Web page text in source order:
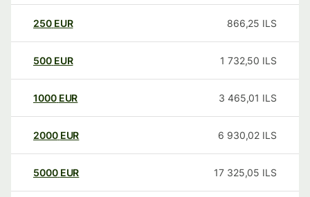
250 EUR 866,25 ILS
500 EUR 1 732,50 ILS
1000 EUR 3 465,01 ILS
2000 EUR 6 930,02 ILS
5000 EUR 17 325,05 ILS